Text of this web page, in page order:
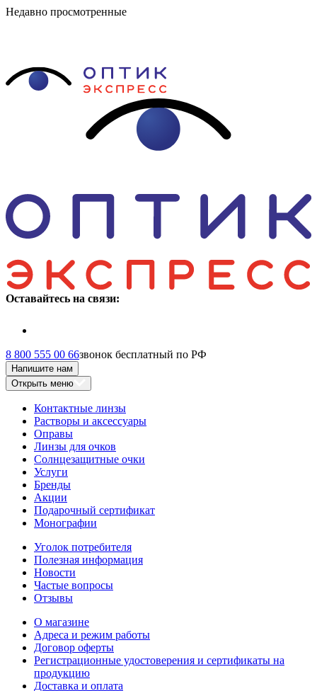
Недавно просмотренные
Оставайтесь на связи:
8 800 555 00 66звонок бесплатный по РФ
Напишите нам
Открыть меню
Контактные линзы
Растворы и аксессуары
Оправы
Линзы для очков
Солнцезащитные очки
Услуги
Бренды
Акции
Подарочный сертификат
Монографии
Уголок потребителя
Полезная информация
Новости
Частые вопросы
Отзывы
О магазине
Адреса и режим работы
Договор оферты
Регистрационные удостоверения и сертификаты на
продукцию
Доставка и оплата